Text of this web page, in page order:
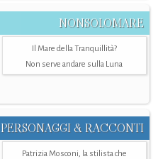
NONSOLOMARE
Il Mare della Tranquillità?
Non serve andare sulla Luna
PERSONAGGI & RACCONTI
Patrizia Mosconi, la stilista che